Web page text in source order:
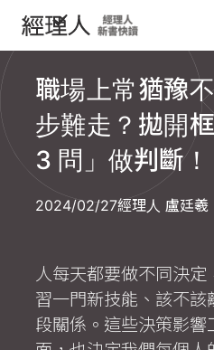
職場上常猶豫
步難走？拋開
3 問」做判斷！
2024/02/27經理人 盧廷羲
人每天都要做不同決
習一門新技能、該不
段關係。這些決策影響